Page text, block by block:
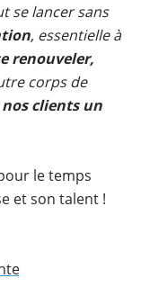
se lancer sans
, essentielle à
renouveler,
corps de
clients un
le temps
et son talent !